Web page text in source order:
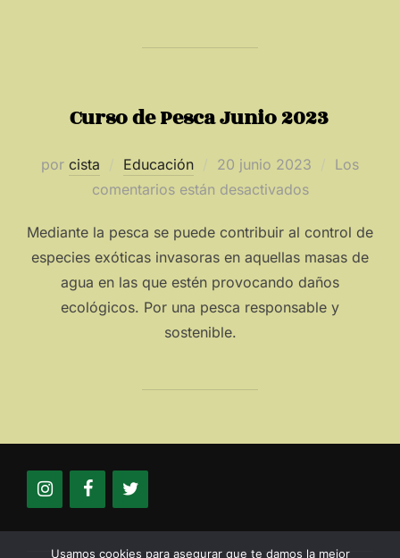
Curso de Pesca Junio 2023
por cista Educación
Publicado
el
20 junio 2023
Los
comentarios están desactivados
Mediante la pesca se puede contribuir al control de
especies exóticas invasoras en aquellas masas de
agua en las que estén provocando daños
ecológicos. Por una pesca responsable y
sostenible.
Usamos cookies para asegurar que te damos la mejor